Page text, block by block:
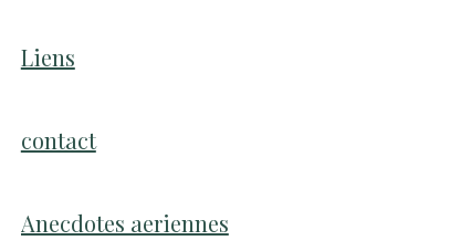
Liens
contact
Anecdotes aeriennes